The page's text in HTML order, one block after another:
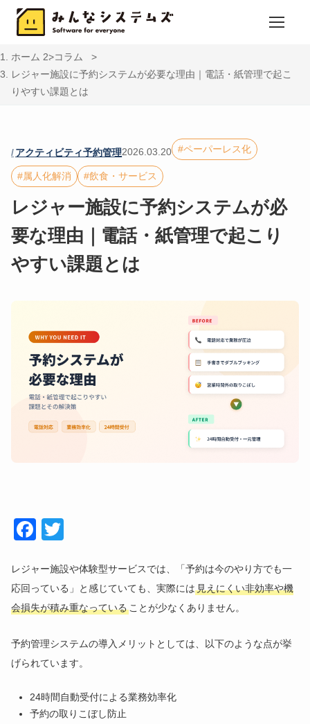
ホーム
コラム
レジャー施設に予約システムが必要な理由｜電話・紙管理で起こ
りやすい課題とは
アクティビティ予約管理2026.03.20 ペーパーレス化
属人化解消 飲食・サービス
レジャー施設に予約システムが必
要な理由｜電話・紙管理で起こり
やすい課題とは
Face
レジャー施設や体験型サービスでは、「予約は今のやり方でも一
応回っている」と感じていても、実際には見えにくい非効率や機
会損失が積み重なっていることが少なくありません。
予約管理システムの導入メリットとしては、以下のような点が挙
げられています。
24時間自動受付による業務効率化
予約の取りこぼし防止